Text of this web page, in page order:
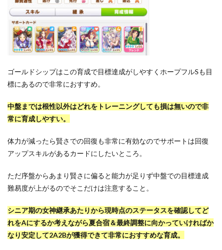
ゴールドシップはこの育成で目標達成がしやすくホープフルSも目
標にあるので非常におすすめ。
中盤までは根性以外はどれをトレーニングしても損は無いので非
常に育成しやすい。
体力が減ったら賢さでの回復も非常に有効なのでサポートは回復
アップスキルがあるカードにしたいところ。
ただ序盤からあまり賢さに偏ると能力が足りず中盤での目標達成
難易度が上がるのでそこだけは注意すること。
シニア期の女神継承あたりから現時点のステータスを確認してど
れをAにするか考えながら夏合宿＆最終調整に向かっていければか
なり安定して2A2Bが獲得できて非常におすすめな育成。